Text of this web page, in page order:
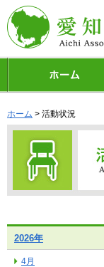
ホーム > 活動状況
2026年
4月